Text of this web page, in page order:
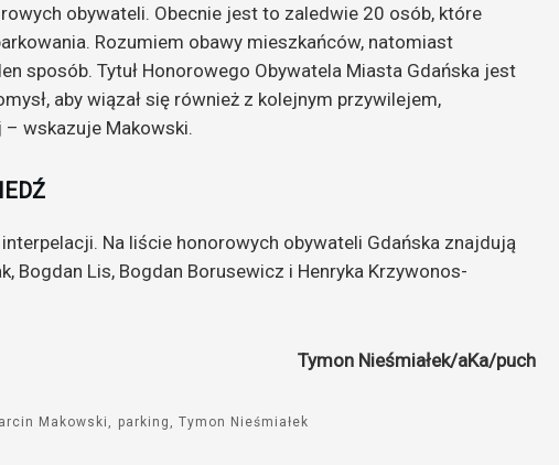
obywateli. Obecnie jest to zaledwie 20 osób, które
Rozumiem obawy mieszkańców, natomiast
sposób. Tytuł Honorowego Obywatela Miasta Gdańska jest
aby wiązał się również z kolejnym przywilejem,
wskazuje Makowski.
Na liście honorowych obywateli Gdańska znajdują
Bogdan Lis, Bogdan Borusewicz i Henryka Krzywonos-
Tymon Nieśmiałek/aKa/puch
Makowski parking Tymon Nieśmiałek